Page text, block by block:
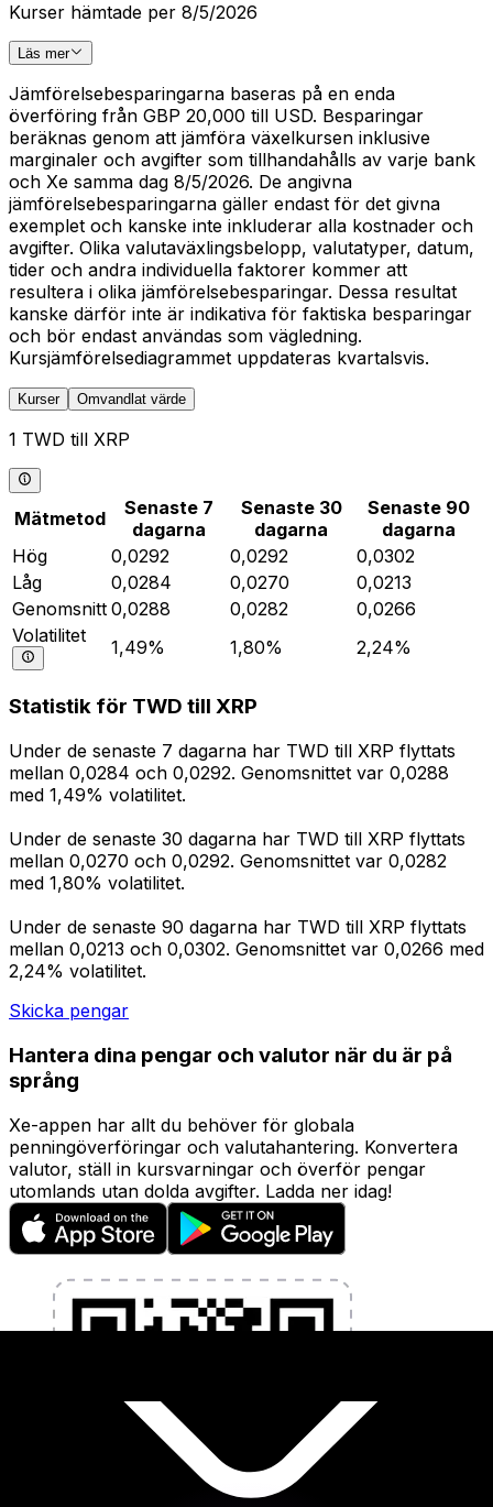
Kurser hämtade per 8/5/2026
Läs mer
Jämförelsebesparingarna baseras på en enda
överföring från GBP 20,000 till USD. Besparingar
beräknas genom att jämföra växelkursen inklusive
marginaler och avgifter som tillhandahålls av varje bank
och Xe samma dag 8/5/2026. De angivna
jämförelsebesparingarna gäller endast för det givna
exemplet och kanske inte inkluderar alla kostnader och
avgifter. Olika valutaväxlingsbelopp, valutatyper, datum,
tider och andra individuella faktorer kommer att
resultera i olika jämförelsebesparingar. Dessa resultat
kanske därför inte är indikativa för faktiska besparingar
och bör endast användas som vägledning.
Kursjämförelsediagrammet uppdateras kvartalsvis.
Kurser Omvandlat värde
1 TWD till XRP
Mätmetod
Senaste 7
dagarna
Senaste 30
dagarna
Senaste 90
dagarna
Hög
0,0292 0,0292
0,0302
Låg
0,0284 0,0270
0,0213
Genomsnitt 0,0288 0,0282
0,0266
Volatilitet
1,49% 1,80% 2,24%
Statistik för TWD till XRP
Under de senaste 7 dagarna har TWD till XRP flyttats
mellan 0,0284 och 0,0292. Genomsnittet var 0,0288
med 1,49% volatilitet.
Under de senaste 30 dagarna har TWD till XRP flyttats
mellan 0,0270 och 0,0292. Genomsnittet var 0,0282
med 1,80% volatilitet.
Under de senaste 90 dagarna har TWD till XRP flyttats
mellan 0,0213 och 0,0302. Genomsnittet var 0,0266 med
2,24% volatilitet.
Skicka pengar
Hantera dina pengar och valutor när du är på
språng
Xe-appen har allt du behöver för globala
penningöverföringar och valutahantering. Konvertera
valutor, ställ in kursvarningar och överför pengar
utomlands utan dolda avgifter. Ladda ner idag!